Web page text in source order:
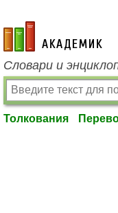
academic.ru
Словари и
Толкования